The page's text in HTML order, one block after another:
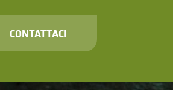
CONTATTACI